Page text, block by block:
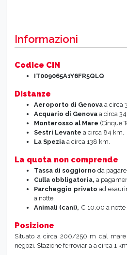
Informazioni
Codice CIN
IT009065A1Y6FR5QLQ
Distanze
Aeroporto di Genova a circa
Acquario di Genova a circa 34
Monterosso al Mare (Cinque
Sestri Levante a circa 84 km.
La Spezia a circa 138 km.
La quota non comprende
Tassa di soggiorno da pagare
Culla obbligatoria, a
Parcheggio privato ad
a notte.
Animali (cani), € 10,00 a notte
Posizione
Situato a circa 200/250 m dal
negozi. Stazione ferroviaria a circa 1 km.